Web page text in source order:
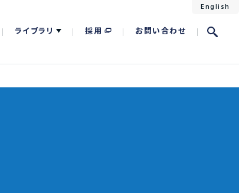
ライブラリ 採用 お問い合わせ
English